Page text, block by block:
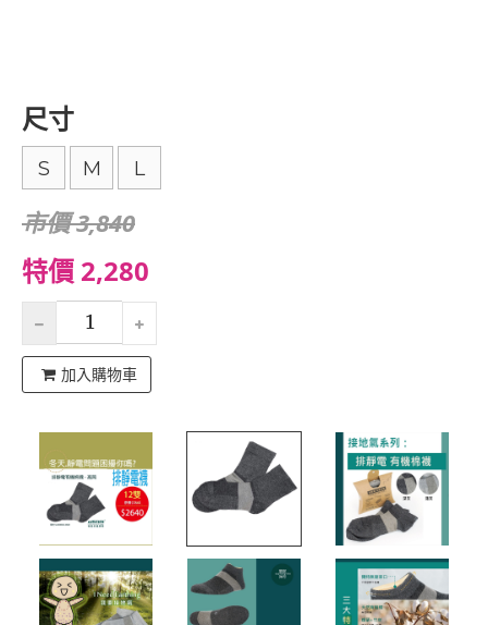
尺寸
S M L
市價 3,840
特價 2,280
加入購物車